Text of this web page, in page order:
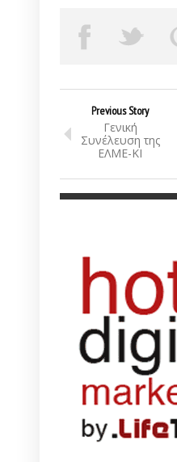
Previous Story
Γενική
Συνέλευση της
ΕΛΜΕ-ΚΙ